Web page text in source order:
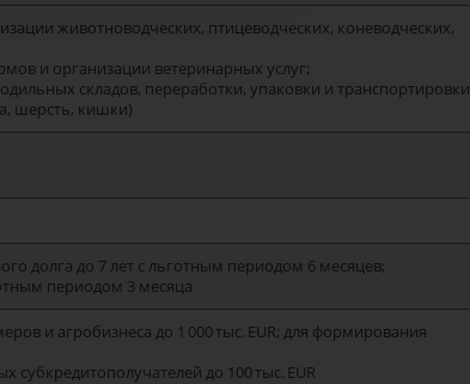
животноводческих, птицеводческих, коневодческих,
и организации ветеринарных услуг;
складов, переработки, упаковки и транспортировки
шерсть, кишки)
долга до 7 лет с льготным периодом 6 месяцев;
периодом 3 месяца
и агробизнеса до 1 000 тыс. EUR; для формирования
до 100 тыс. EUR